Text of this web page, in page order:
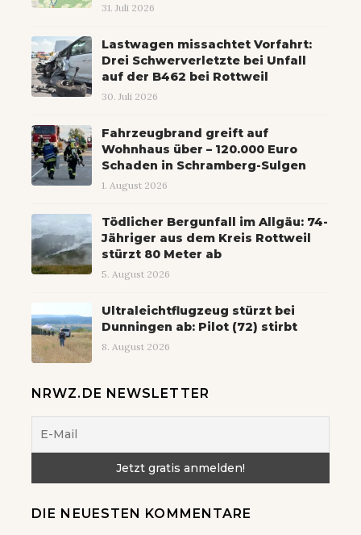
31. Juli 2026
Lastwagen missachtet Vorfahrt:
Drei Schwerverletzte bei Unfall
auf der B462 bei Rottweil
30. Juli 2026
Fahrzeugbrand greift auf
Wohnhaus über – 120.000 Euro
Schaden in Schramberg-Sulgen
1. August 2026
Tödlicher Bergunfall im Allgäu: 74-
Jähriger aus dem Kreis Rottweil
stürzt 80 Meter ab
5. August 2026
Ultraleichtflugzeug stürzt bei
Dunningen ab: Pilot (72) stirbt
8. August 2026
NRWZ.DE NEWSLETTER
DIE NEUESTEN KOMMENTARE